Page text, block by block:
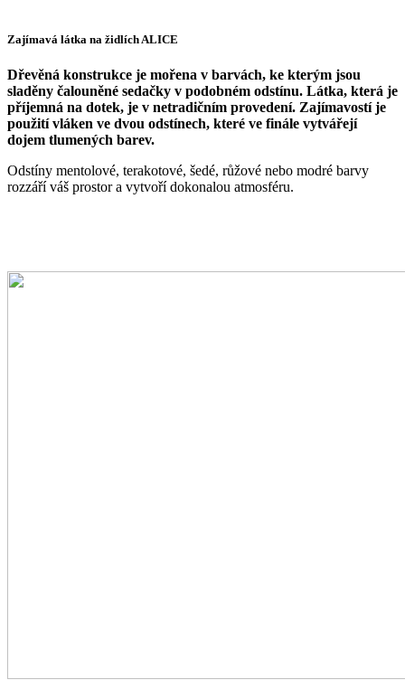
Zajímavá látka na židlích ALICE
Dřevěná konstrukce je mořena v barvách, ke kterým jsou
sladěny čalouněné sedačky v podobném odstínu. Látka, která je
příjemná na dotek, je v netradičním provedení. Zajímavostí je
použití vláken ve dvou odstínech, které ve finále vytvářejí
dojem tlumených barev.
Odstíny mentolové, terakotové, šedé, růžové nebo modré barvy
rozzáří váš prostor a vytvoří dokonalou atmosféru.